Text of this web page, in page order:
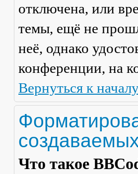
отключена, или
темы, ещё не
неё, однако
конференции, на
Вернуться к
Что такое